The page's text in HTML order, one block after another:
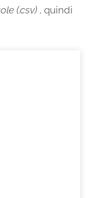
(.csv) , quindi